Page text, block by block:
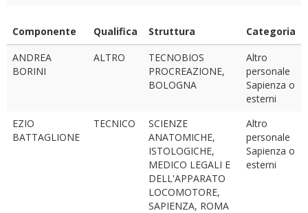
Componente Qualifica Struttura
Categoria
ANDREA
BORINI
ALTRO
TECNOBIOS
PROCREAZIONE,
BOLOGNA
Altro
personale
Sapienza o
esterni
EZIO
BATTAGLIONE
TECNICO
SCIENZE
ANATOMICHE,
ISTOLOGICHE,
MEDICO LEGALI E
DELL'APPARATO
LOCOMOTORE,
SAPIENZA, ROMA
Altro
personale
Sapienza o
esterni